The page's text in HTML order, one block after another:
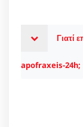
Γιατί
apofraxeis-24h;